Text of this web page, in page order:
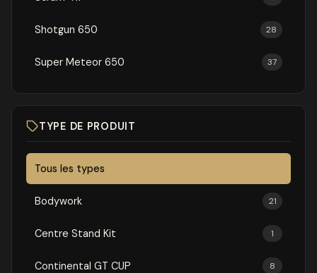
Shotgun 650 28
Super Meteor 650 37
TYPE DE PRODUIT
Tous les types
Bodywork 21
Centre Stand Kit 1
Continental GT CUP 8